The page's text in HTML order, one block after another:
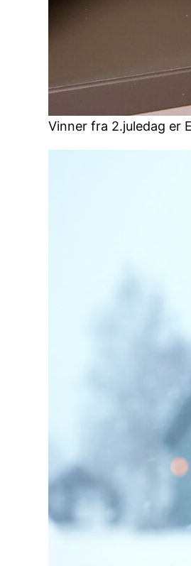
Vinner fra 2.juledag er